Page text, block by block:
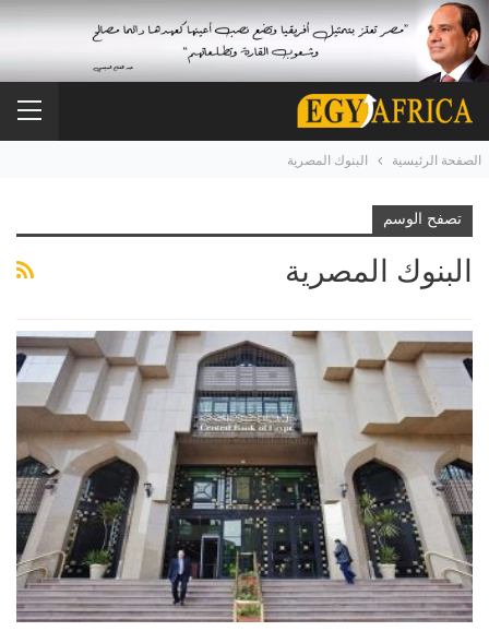
الصفحة الرئيسية البنوك المصرية
تصفح الوسم
البنوك المصرية